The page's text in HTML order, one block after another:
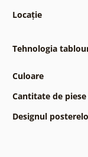
Locație
Tehnologia
Culoare
Cantitate de piese
Designul